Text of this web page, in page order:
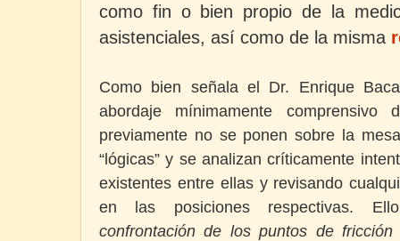
como fin o bien propio de la
asistenciales, así como de la misma
Como bien señala el Dr. Enrique
abordaje mínimamente
previamente no se ponen sobre la
“lógicas” y se analizan críticamente
existentes entre ellas y revisando
en las posiciones respectivas.
confrontación de los puntos de